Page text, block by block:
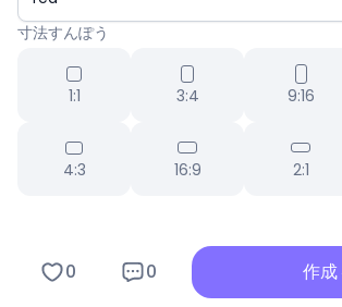
寸法すんぽう
1:1 3:4 9:16
4:3 16:9 2:1
0 0 作成